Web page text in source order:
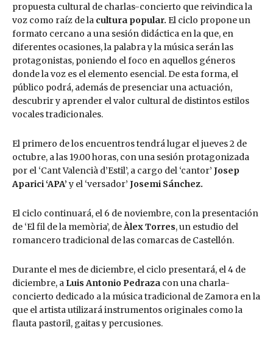
propuesta cultural de charlas-concierto que reivindica la
voz como raíz de la cultura popular. El ciclo propone un
formato cercano a una sesión didáctica en la que, en
diferentes ocasiones, la palabra y la música serán las
protagonistas, poniendo el foco en aquellos géneros
donde la voz es el elemento esencial. De esta forma, el
público podrá, además de presenciar una actuación,
descubrir y aprender el valor cultural de distintos estilos
vocales tradicionales.
El primero de los encuentros tendrá lugar el jueves 2 de
octubre, a las 19.00 horas, con una sesión protagonizada
por el ‘Cant Valencià d’Estil’, a cargo del ‘cantor’ Josep
Aparici ‘APA’y el ‘versador’ Josemi Sánchez.
El ciclo continuará, el 6 de noviembre, con la presentación
de ‘El fil de la memòria’, deÀlex Torres, un estudio del
romancero tradicional de las comarcas de Castellón.
Durante el mes de diciembre, el ciclo presentará, el 4 de
diciembre, a Luis Antonio Pedraza con una charla-
concierto dedicado a la música tradicional de Zamora en la
que el artista utilizará instrumentos originales como la
flauta pastoril, gaitas y percusiones.